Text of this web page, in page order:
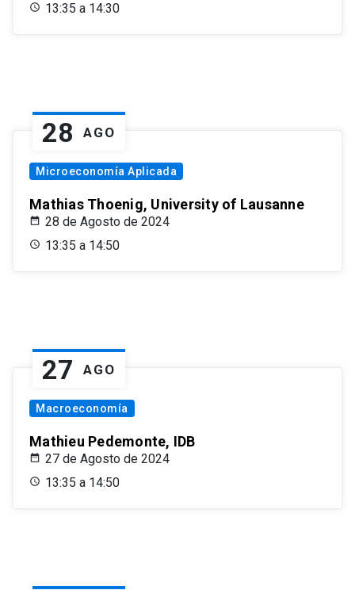
13:35 a 14:30
28 AGO
Microeconomía Aplicada
Mathias Thoenig, University of Lausanne
28 de Agosto de 2024
13:35 a 14:50
27 AGO
Macroeconomía
Mathieu Pedemonte, IDB
27 de Agosto de 2024
13:35 a 14:50